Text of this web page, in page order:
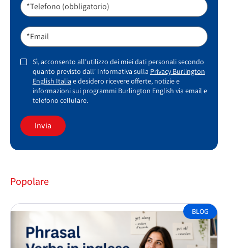
*Telefono (obbligatorio)
*Email
Sì, acconsento all'utilizzo dei miei dati personali secondo
quanto previsto dall' Informativa sulla Privacy Burlington
English Italia e desidero ricevere offerte, notizie e
informazioni sui programmi Burlington English via email e
telefono cellulare.
Invia
Popolare
BLOG